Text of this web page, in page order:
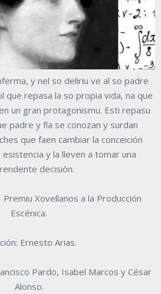
y nel so deliriu ve al so padre
que repasa la so propia vida, na que
un gran protagonismu. Esti repasu
padre y fía se conozan y surdan
que faen cambiar la conceición
y la lleven a tomar una
decisión.
Xovellanos a la Producción
Escénica.
Ernesto Arias.
Pardo, Isabel Marcos y César
Alonso.